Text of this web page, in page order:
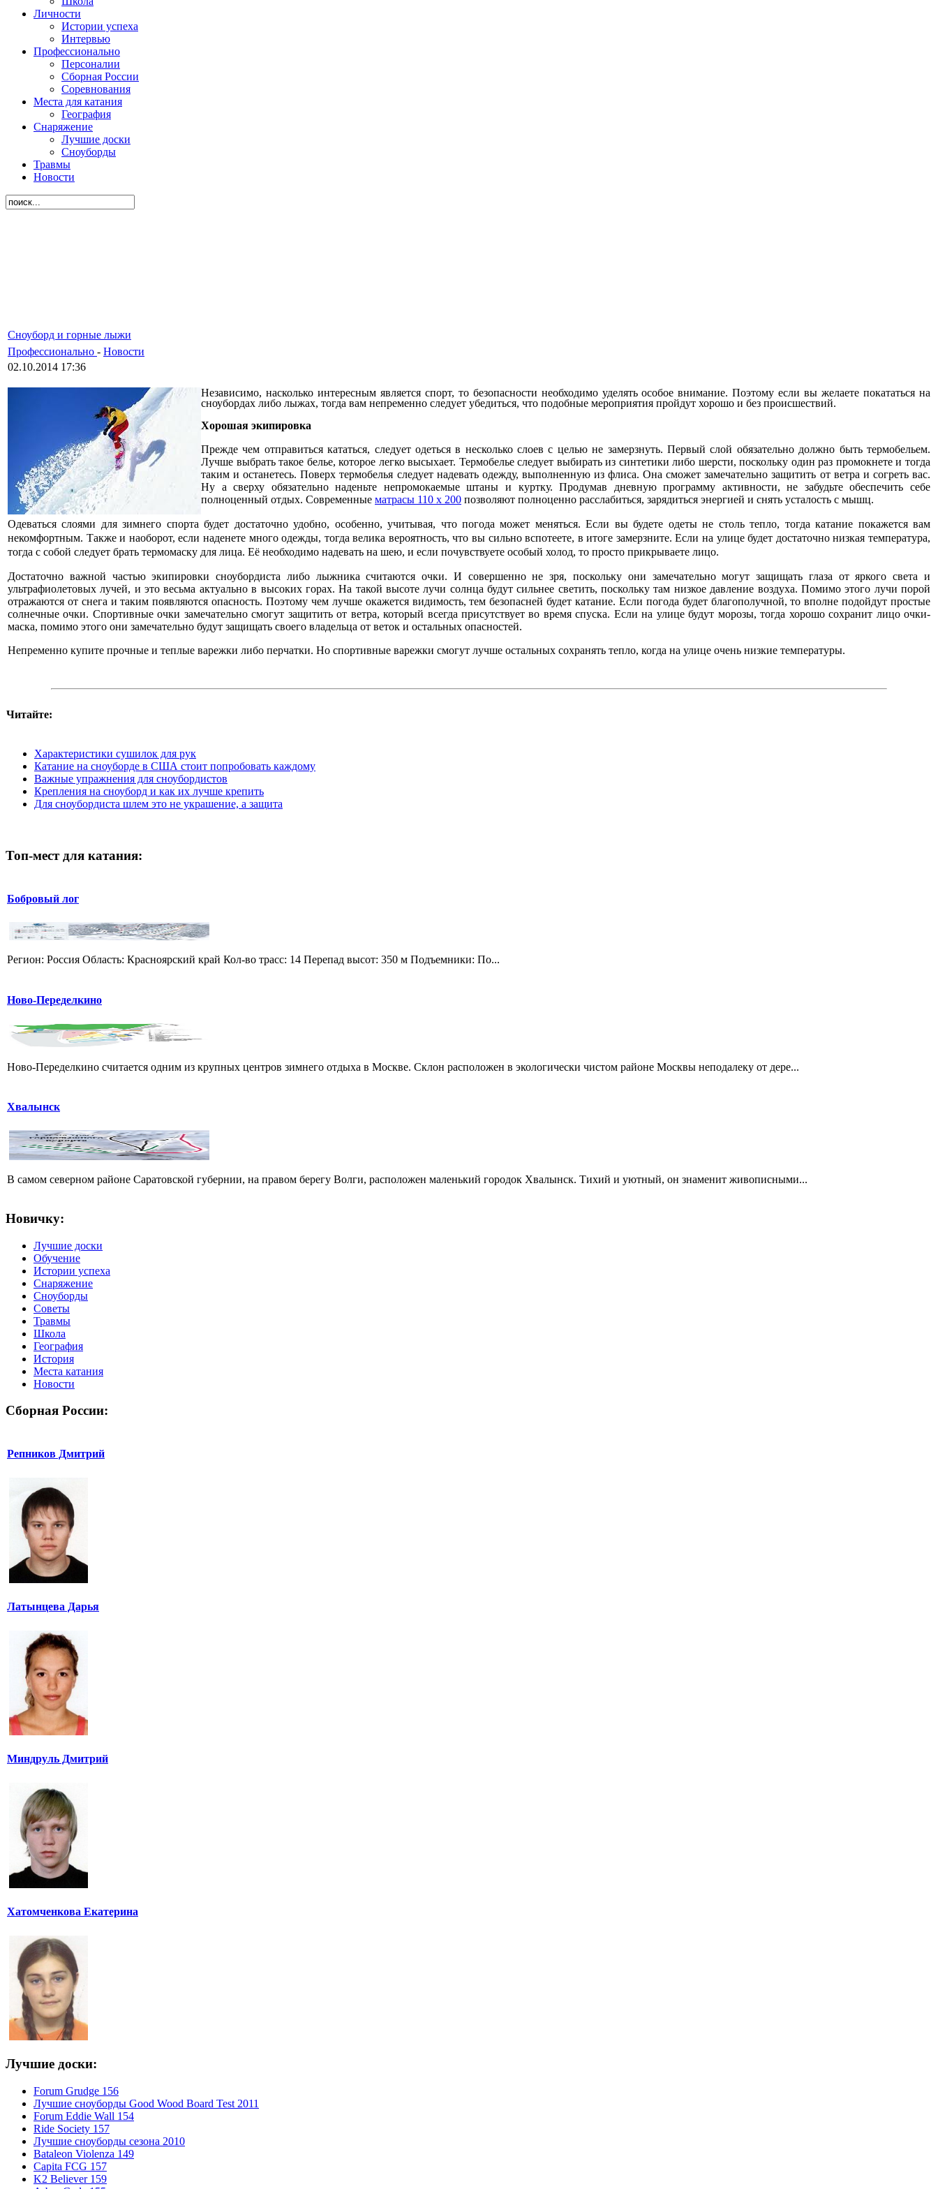
Личности
Истории успеха
Интервью
Профессионально
Персоналии
Сборная России
Соревнования
Места для катания
География
Снаряжение
Лучшие доски
Сноуборды
Травмы
Новости
Сноуборд и горные лыжи
Профессионально - Новости
02.10.2014 17:36
Независимо, насколько интересным является спорт, то безопасности необходимо уделять особое внимание. Поэтому если вы желаете покататься на
сноубордах либо лыжах, тогда вам непременно следует убедиться, что подобные мероприятия пройдут хорошо и без происшествий.
Хорошая экипировка
Прежде чем отправиться кататься, следует одеться в несколько слоев с целью не замерзнуть. Первый слой обязательно должно быть термобельем.
Лучше выбрать такое белье, которое легко высыхает. Термобелье следует выбирать из синтетики либо шерсти, поскольку один раз промокнете и тогда
таким и останетесь. Поверх термобелья следует надевать одежду, выполненную из флиса. Она сможет замечательно защитить от ветра и согреть вас.
Ну а сверху обязательно наденьте непромокаемые штаны и куртку. Продумав дневную программу активности, не забудьте обеспечить себе
полноценный отдых. Современные матрасы 110 x 200 позволяют полноценно расслабиться, зарядиться энергией и снять усталость с мышц.
Одеваться слоями для зимнего спорта будет достаточно удобно, особенно, учитывая, что погода может меняться. Если вы будете одеты не столь тепло, тогда катание покажется вам
некомфортным. Также и наоборот, если наденете много одежды, тогда велика вероятность, что вы сильно вспотеете, в итоге замерзните. Если на улице будет достаточно низкая температура,
тогда с собой следует брать термомаску для лица. Её необходимо надевать на шею, и если почувствуете особый холод, то просто прикрываете лицо.
Достаточно важной частью экипировки сноубордиста либо лыжника считаются очки. И совершенно не зря, поскольку они замечательно могут защищать глаза от яркого света и
ультрафиолетовых лучей, и это весьма актуально в высоких горах. На такой высоте лучи солнца будут сильнее светить, поскольку там низкое давление воздуха. Помимо этого лучи порой
отражаются от снега и таким появляются опасность. Поэтому чем лучше окажется видимость, тем безопасней будет катание. Если погода будет благополучной, то вполне подойдут простые
солнечные очки. Спортивные очки замечательно смогут защитить от ветра, который всегда присутствует во время спуска. Если на улице будут морозы, тогда хорошо сохранит лицо очки-
маска, помимо этого они замечательно будут защищать своего владельца от веток и остальных опасностей.
Непременно купите прочные и теплые варежки либо перчатки. Но спортивные варежки смогут лучше остальных сохранять тепло, когда на улице очень низкие температуры.
Читайте:
Характеристики сушилок для рук
Катание на сноуборде в США стоит попробовать каждому
Важные упражнения для сноубордистов
Крепления на сноуборд и как их лучше крепить
Для сноубордиста шлем это не украшение, а защита
Топ-мест для катания:
Бобровый лог
Регион: Россия Область: Красноярский край Кол-во трасс: 14 Перепад высот: 350 м Подъемники: По...
Ново-Переделкино
Ново-Переделкино считается одним из крупных центров зимнего отдыха в Москве. Склон расположен в экологически чистом районе Москвы неподалеку от дере...
Хвалынск
В самом северном районе Саратовской губернии, на правом берегу Волги, расположен маленький городок Хвалынск. Тихий и уютный, он знаменит живописными...
Новичку:
Лучшие доски
Обучение
Истории успеха
Снаряжение
Сноуборды
Советы
Травмы
Школа
География
История
Места катания
Новости
Сборная России:
Репников Дмитрий
Латынцева Дарья
Миндруль Дмитрий
Хатомченкова Екатерина
Лучшие доски:
Forum Grudge 156
Лучшие сноуборды Good Wood Board Test 2011
Forum Eddie Wall 154
Ride Society 157
Лучшие сноуборды сезона 2010
Bataleon Violenza 149
Capita FCG 157
K2 Believer 159